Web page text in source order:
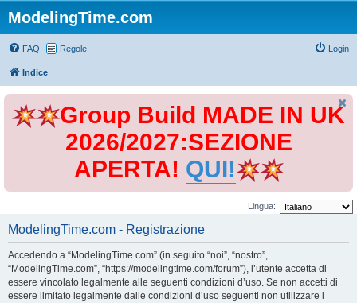
ModelingTime.com
FAQ Regole Login
Indice
Group Build MADE IN UK
2026/2027:SEZIONE
APERTA! QUI!
Lingua:
ModelingTime.com - Registrazione
Accedendo a “ModelingTime.com” (in seguito “noi”, “nostro”,
“ModelingTime.com”, “https://modelingtime.com/forum”), l’utente accetta di
essere vincolato legalmente alle seguenti condizioni d’uso. Se non accetti di
essere limitato legalmente dalle condizioni d’uso seguenti non utilizzare i